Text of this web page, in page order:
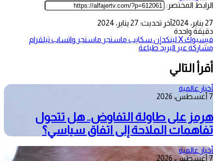
الرابط المختصر:
27 يناير، 2024
آخر تحديث: 27 يناير، 2024
دقيقة واحدة
فيسبوك‫Xلينكدإن سكايب ماسنجر ماسنجر واتساب تيلقرام
مشاركة عبر البريد طباعة
أقرأ التالي
أخبار عالمية
7 أغسطس، 2026
هرمز على طاولة التفاوض.. هل تتحول
تفاهمات الملاحة إلى اتفاق سياسي؟
أخبار عالمية
7 أغسطس، 2026